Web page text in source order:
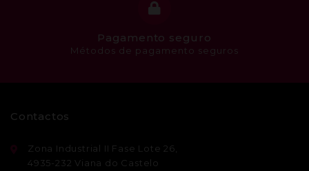
Pagamento seguro
Métodos de pagamento seguros
Contactos
Zona Industrial II Fase Lote 26,
4935-232 Viana do Castelo